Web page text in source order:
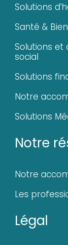
Solutions
Santé &
Solutions
social
Solutions
Notre
Solutions
Notre
Notre
Les
Légal